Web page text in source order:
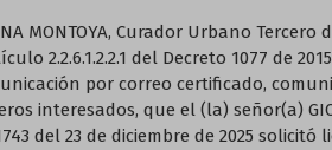
MONTOYA, Curador Urbano
2.2.6.1.2.2.1 del Decreto 1077 de
por correo certificado,
interesados, que el (la) señor(a)
del 23 de diciembre de 2025